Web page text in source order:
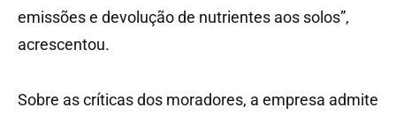
emissões e devolução de nutrientes aos solos”,
acrescentou.
Sobre as críticas dos moradores, a empresa admite